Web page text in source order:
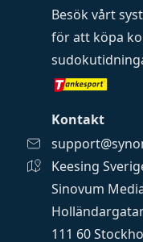
Besök vårt
för att köpa
Kontakt
Keesing
Sinovum
111 60